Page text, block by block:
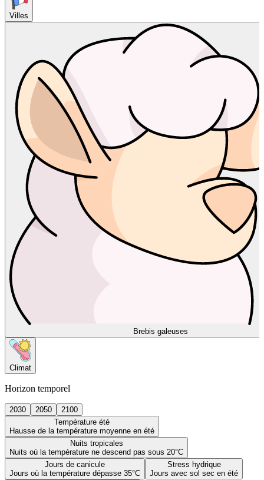
Villes
Brebis galeuses
Climat
Horizon temporel
2030 2050
2100
Température été
Hausse de la température moyenne en été
Nuits tropicales
Nuits où la température ne descend pas sous 20°C
Jours de canicule
Jours où la température dépasse 35°C
Stress hydrique
Jours avec sol sec en été